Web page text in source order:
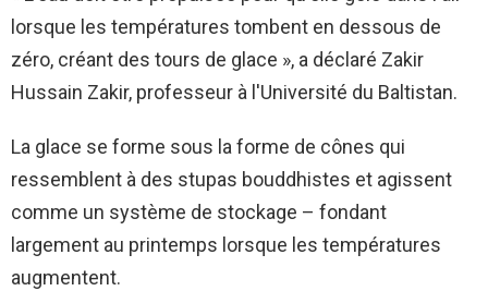
lorsque les températures tombent en dessous de
zéro, créant des tours de glace », a déclaré Zakir
Hussain Zakir, professeur à l'Université du Baltistan.
La glace se forme sous la forme de cônes qui
ressemblent à des stupas bouddhistes et agissent
comme un système de stockage – fondant
largement au printemps lorsque les températures
augmentent.